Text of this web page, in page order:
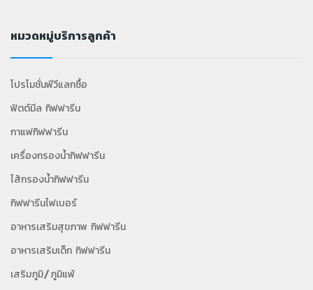
หมวดหมู่บริการลูกค้า
โปรโมชั่นพีวีแลกซื้อ
ฟิตต์มีล กิฟฟารีน
กาแฟกิฟฟารีน
เครื่องกรองน้ำกิฟฟารีน
ไส้กรองน้ำกิฟฟารีน
กิฟฟารีนไฟเบอร์
อาหารเสริมสุขภาพ กิฟฟารีน
อาหารเสริมเด็ก กิฟฟารีน
เสริมภูมิ/ภูมิแพ้